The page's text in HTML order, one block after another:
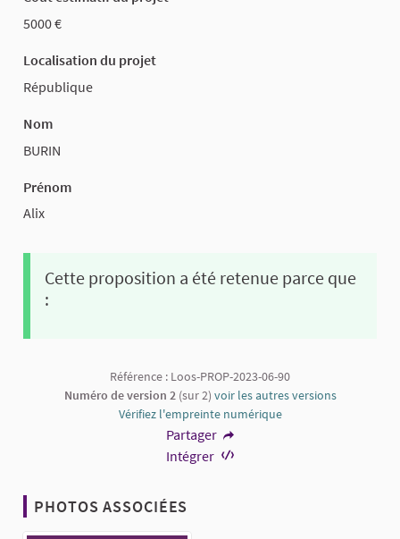
5000
Localisation du projet
République
Nom
BURIN
Prénom
Alix
Cette proposition a été retenue parce que
:
Référence : Loos-PROP-2023-06-90
Numéro de version 2(sur 2) voir les autres versions
Vérifiez l'empreinte numérique
Partager
Intégrer
PHOTOS ASSOCIÉES